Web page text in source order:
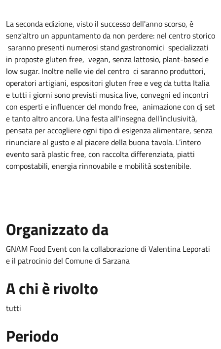
La seconda edizione, visto il successo dell'anno scorso, è
senz'altro un appuntamento da non perdere: nel centro storico
saranno presenti numerosi stand gastronomici specializzati
in proposte gluten free, vegan, senza lattosio, plant-based e
low sugar. Inoltre nelle vie del centro ci saranno produttori,
operatori artigiani, espositori gluten free e veg da tutta Italia
e tutti i giorni sono previsti musica live, convegni ed incontri
con esperti e influencer del mondo free, animazione con dj set
e tanto altro ancora. Una festa all'insegna dell’inclusività,
pensata per accogliere ogni tipo di esigenza alimentare, senza
rinunciare al gusto e al piacere della buona tavola. L’intero
evento sarà plastic free, con raccolta differenziata, piatti
compostabili, energia rinnovabile e mobilità sostenibile.
Organizzato da
GNAM Food Event con la collaborazione di Valentina Leporati
e il patrocinio del Comune di Sarzana
A chi è rivolto
tutti
Periodo